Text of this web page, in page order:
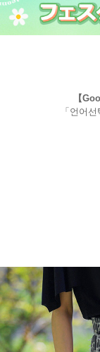
【
「언어